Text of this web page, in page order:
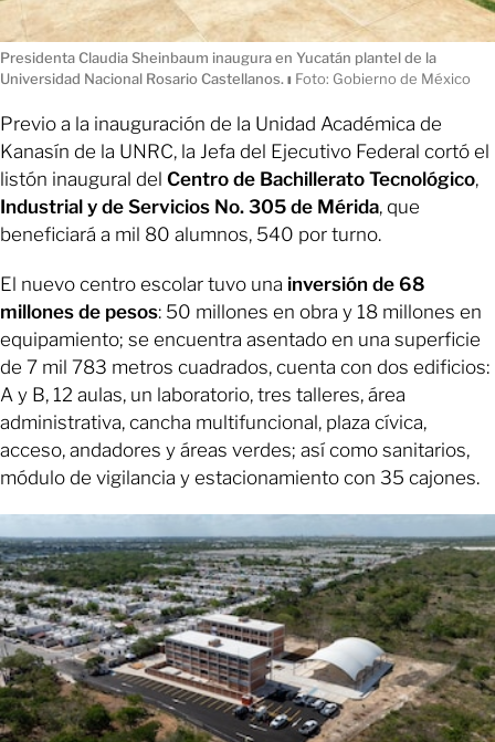
Presidenta Claudia Sheinbaum inaugura en Yucatán plantel de la
Universidad Nacional Rosario Castellanos. ı Foto: Gobierno de México
Previo a la inauguración de la Unidad Académica de
Kanasín de la UNRC, la Jefa del Ejecutivo Federal cortó el
listón inaugural del Centro de Bachillerato Tecnológico,
Industrial y de Servicios No. 305 de Mérida, que
beneficiará a mil 80 alumnos, 540 por turno.
El nuevo centro escolar tuvo una inversión de 68
millones de pesos: 50 millones en obra y 18 millones en
equipamiento; se encuentra asentado en una superficie
de 7 mil 783 metros cuadrados, cuenta con dos edificios:
A y B, 12 aulas, un laboratorio, tres talleres, área
administrativa, cancha multifuncional, plaza cívica,
acceso, andadores y áreas verdes; así como sanitarios,
módulo de vigilancia y estacionamiento con 35 cajones.